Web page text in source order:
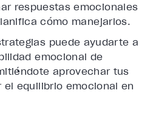
respuestas emocionales
cómo manejarlos.
puede ayudarte a
emocional de
aprovechar tus
equilibrio emocional en